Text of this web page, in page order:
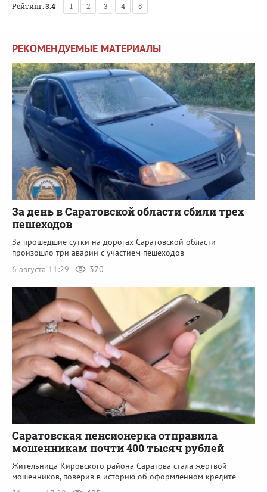
Рейтинг:3.4 1 2 3 4 5
РЕКОМЕНДУЕМЫЕ МАТЕРИАЛЫ
За день в Саратовской области сбили трех
пешеходов
За прошедшие сутки на дорогах Саратовской области
произошло три аварии с участием пешеходов
6 августа 11:29
370
Саратовская пенсионерка отправила
мошенникам почти 400 тысяч рублей
Жительница Кировского района Саратова стала жертвой
мошенников, поверив в историю об оформленном кредите